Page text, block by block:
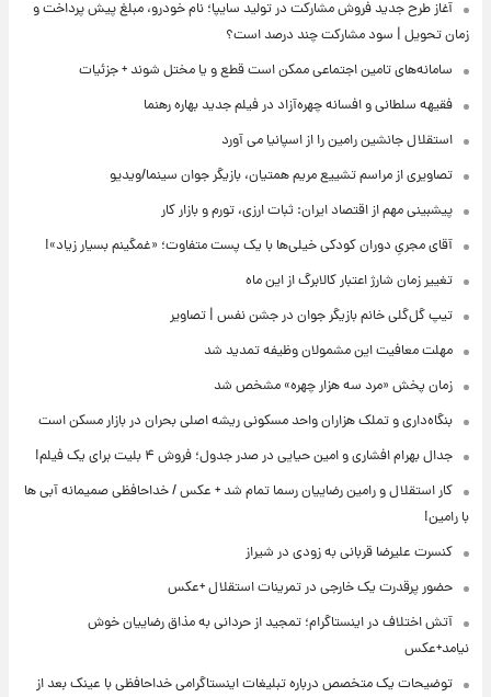
آغاز طرح جدید فروش مشارکت در تولید سایپا؛ نام خودرو، مبلغ پیش پرداخت و
زمان تحویل | سود مشارکت چند درصد است؟
سامانه‌های تامین اجتماعی ممکن است قطع و یا مختل شوند + جزئیات
فقیهه سلطانی و افسانه چهره‌آزاد در فیلم جدید بهاره رهنما
استقلال جانشین رامین را از اسپانیا می آورد
تصاویری از مراسم تشییع مریم همتیان، بازیگر جوان سینما/ویدیو
پیشبینی مهم از اقتصاد ایران: ثبات ارزی، تورم و بازار کار
آقای مجریِ دوران کودکی خیلی‌ها با یک پست متفاوت؛ «غمگینم بسیار زیاد»!
تغییر زمان شارژ اعتبار کالابرگ از این ماه
تیپ گل‌گلی خانم بازیگر جوان در جشن نفس | تصاویر
مهلت معافیت این مشمولان وظیفه تمدید شد
زمان پخش «مرد سه هزار چهره» مشخص شد
بنگاه‌داری و تملک هزاران واحد مسکونی ریشه اصلی بحران در بازار مسکن است
جدال بهرام افشاری و امین حیایی در صدر جدول؛ فروش ۴ بلیت برای یک فیلم!
کار استقلال و رامین رضاییان رسما تمام شد + عکس / خداحافظی صمیمانه آبی ها
با رامین!
کنسرت علیرضا قربانی به زودی در شیراز
حضور پرقدرت یک خارجی در تمرینات استقلال +عکس
آتش اختلاف در اینستاگرام؛ تمجید از حردانی به مذاق رضاییان خوش
نیامد+عکس
توضیحات یک متخصص درباره تبلیغات اینستاگرامی خداحافظی با عینک بعد از